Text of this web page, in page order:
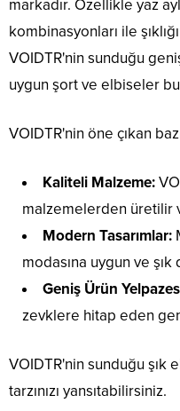
markadır. Özellikle yaz
kombinasyonları ile
VOIDTR'nin sunduğu
uygun şort ve elbiseler
VOIDTR'nin öne çıkan
Kaliteli Malzeme:
malzemelerden üretilir
Modern Tasarımlar:
modasına uygun ve
Geniş Ürün
zevklere hitap eden
VOIDTR'nin sunduğu şık
tarzınızı yansıtabilirsiniz.